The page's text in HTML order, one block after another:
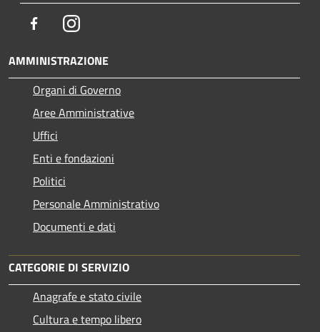
FacebookInstagram
AMMINISTRAZIONE
Organi di Governo
Aree Amministrative
Uffici
Enti e fondazioni
Politici
Personale Amministrativo
Documenti e dati
CATEGORIE DI SERVIZIO
Anagrafe e stato civile
Cultura e tempo libero